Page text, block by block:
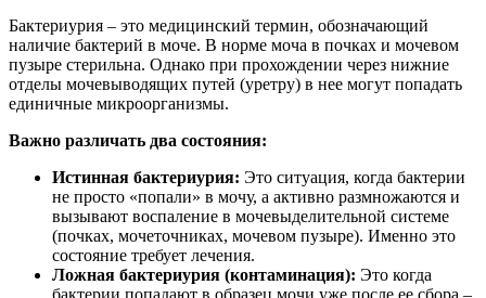
Бактериурия – это медицинский термин, обозначающий
наличие бактерий в моче. В норме моча в почках и мочевом
пузыре стерильна. Однако при прохождении через нижние
отделы мочевыводящих путей (уретру) в нее могут попадать
единичные микроорганизмы.
Важно различать два состояния:
Истинная бактериурия: Это ситуация, когда бактерии
не просто «попали» в мочу, а активно размножаются и
вызывают воспаление в мочевыделительной системе
(почках, мочеточниках, мочевом пузыре). Именно это
состояние требует лечения.
Ложная бактериурия (контаминация): Это когда
бактерии попадают в образец мочи уже после ее сбора –